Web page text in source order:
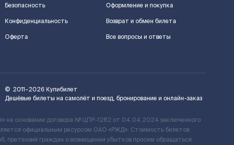
Безопасность
Конфиденциальность
Оферта
Оформление и покупка
Возврат и обмен билета
Все вопросы и ответы
© 2011–2026 Купибилет
Дешёвые билеты на самолёт и поезд, бронирование и онлайн-заказ
на основании договора № ЦПР-1282 от 04.04.2024 заключенного
официальным ресурсом ОАО «РЖД». Стоимость билетов
претензий граждан о возмещении убытков просим обращаться